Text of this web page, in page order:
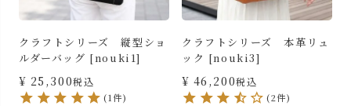
クラフトシリーズ 縦型ショ
ルダーバッグ [nouki1]
¥ 25,300税込
(1件)
クラフトシリーズ 本革リュ
ック [nouki3]
¥ 46,200税込
(2件)